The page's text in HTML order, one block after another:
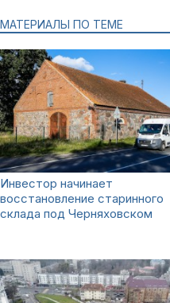
МАТЕРИАЛЫ ПО ТЕМЕ
Инвестор начинает
восстановление старинного
склада под Черняховском